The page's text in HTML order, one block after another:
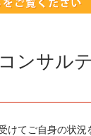
ンサル
けてご自身の状況